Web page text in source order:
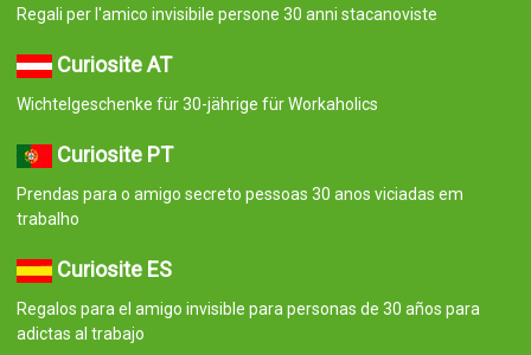
Regali per l'amico invisibile persone 30 anni stacanoviste
Curiosite AT
Wichtelgeschenke für 30-jährige für Workaholics
Curiosite PT
Prendas para o amigo secreto pessoas 30 anos viciadas em
trabalho
Curiosite ES
Regalos para el amigo invisible para personas de 30 años para
adictas al trabajo